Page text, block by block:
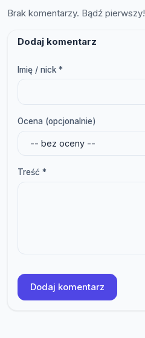
Brak komentarzy. Bądź pierwszy!
Dodaj komentarz
Imię / nick *
Ocena (opcjonalnie)
Treść *
Dodaj komentarz